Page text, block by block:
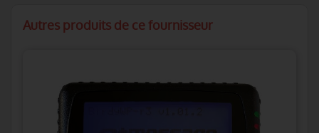
Autres produits de ce fournisseur